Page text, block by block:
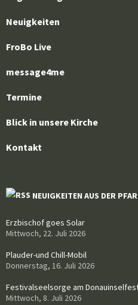
Neuigkeiten
FroBo Live
message4me
Termine
Blick in unsere Kirche
Kontakt
NEUIGKEITEN AUS DER
Erzbischof goes Solar
Mittwoch, 22. Juli 2026
Plauder-und Chill-Mobil
Donnerstag, 16. Juli 2026
Festivalseelsorge am
Mittwoch, 8. Juli 2026